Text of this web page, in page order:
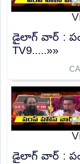
డైలాగ్ వార్ :
TV9.....»»
డైలాగ్ వార్ :